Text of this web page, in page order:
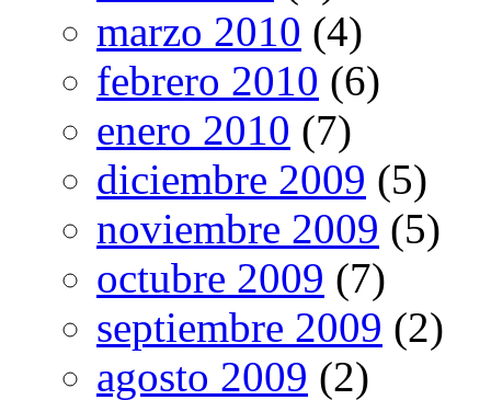
marzo 2010 (4)
febrero 2010 (6)
enero 2010 (7)
diciembre 2009 (5)
noviembre 2009 (5)
octubre 2009 (7)
septiembre 2009 (2)
agosto 2009 (2)